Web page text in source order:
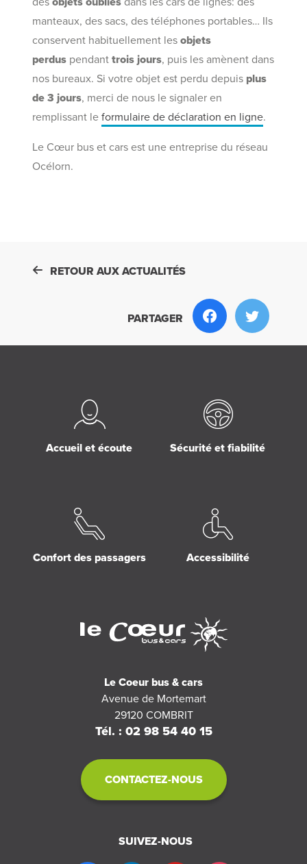
manteaux, des sacs, des téléphones portables… Ils
conservent habituellement lesobjets
perdus pendanttrois jours, puis les amènent dans
nos bureaux. Si votre objet est perdu depuis plus
de 3 jours, merci de nous le signaler en
remplissant leformulaire de déclaration en ligne.
Le Cœur bus et cars est une entreprise du réseau
Océlorn.
RETOUR AUX ACTUALITÉS
PARTAGER
Accueil et écoute Sécurité et fiabilité
Confort des passagers Accessibilité
Le Coeur bus & cars
Avenue de Mortemart
29120 COMBRIT
Tél. : 02 98 54 40 15
CONTACTEZ-NOUS
SUIVEZ-NOUS